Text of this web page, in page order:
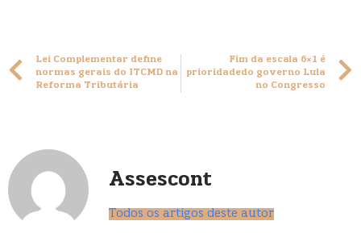
Lei Complementar define
normas gerais do ITCMD na
Reforma Tributária
Fim da escala 6×1 é
prioridadedo governo Lula
no Congresso
Assescont
Todos os artigos deste autor